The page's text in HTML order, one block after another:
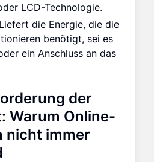
LCD-Technologie.
Liefert die Energie, die die
benötigt, sei es
ein Anschluss an das
der
Warum Online-
nicht immer